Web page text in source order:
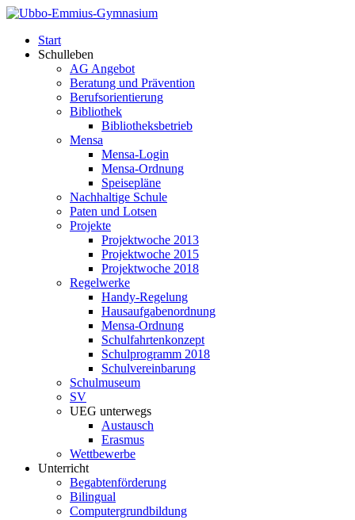
Start
Schulleben
AG Angebot
Beratung und Prävention
Berufsorientierung
Bibliothek
Bibliotheksbetrieb
Mensa
Mensa-Login
Mensa-Ordnung
Speisepläne
Nachhaltige Schule
Paten und Lotsen
Projekte
Projektwoche 2013
Projektwoche 2015
Projektwoche 2018
Regelwerke
Handy-Regelung
Hausaufgabenordnung
Mensa-Ordnung
Schulfahrtenkonzept
Schulprogramm 2018
Schulvereinbarung
Schulmuseum
SV
UEG unterwegs
Austausch
Erasmus
Wettbewerbe
Unterricht
Begabtenförderung
Bilingual
Computergrundbildung